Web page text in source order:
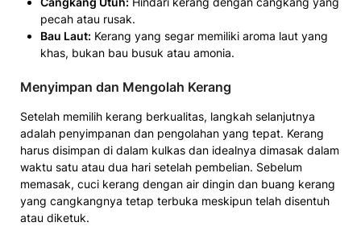
pecah atau rusak.
Bau Laut: Kerang yang segar memiliki aroma laut yang
khas, bukan bau busuk atau amonia.
Menyimpan dan Mengolah Kerang
Setelah memilih kerang berkualitas, langkah selanjutnya
adalah penyimpanan dan pengolahan yang tepat. Kerang
harus disimpan di dalam kulkas dan idealnya dimasak dalam
waktu satu atau dua hari setelah pembelian. Sebelum
memasak, cuci kerang dengan air dingin dan buang kerang
yang cangkangnya tetap terbuka meskipun telah disentuh
atau diketuk.